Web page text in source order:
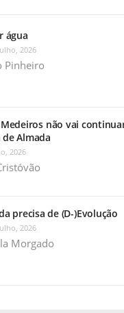
água
2026
Pinheiro
não vai
de Almada
2026
precisa de (D-)Evolução
2026
Morgado